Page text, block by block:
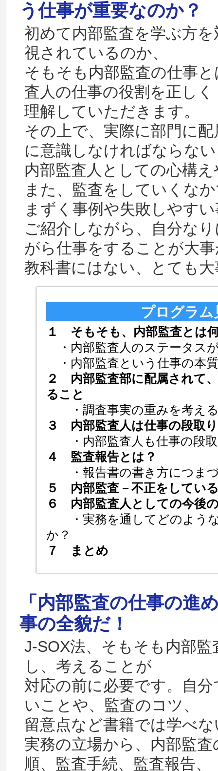
う仕事が重要なのか？
初めて内部監査を学ぶ方
視されているのか、
そもそも内部監査の仕事
査人の仕事の役割を正しく
理解していただきます。
その上で、実際に部門に
に意識しなければならな
内部監査人としての心構
また、監査をしていくな
まずく事例や失敗しやす
ご紹介しながら、自分な
がら仕事をすることが大
教科書にはない、とても
プログラム
１ そもそも、内部監査とは
・内部監査人のステータス
・内部監査という仕事の本
２ 内部監査部に配属されて
ること
・調査事実の重みを考え
３ 内部監査人は仕事の段取
・内部監査人も仕事の段取
４ 監査報告とは？
・報告書の書き方につま
５ 内部監査－不正をしてい
６ 内部監査人としての今後
・実務を通してどのよう
か？
７ まとめ
「内部監査の仕事の進
事の全貌だ！
J-SOX法、そもそも内部
し、考えることが
対応の前に必要です。自
いことや、監査のコツ、
留意点など書籍では学べ
実務の立場から、内部監
順、監査手続、監査報告、